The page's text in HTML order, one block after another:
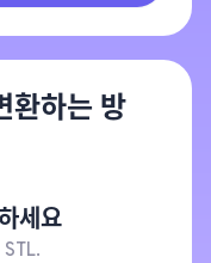
환하는 방
세요